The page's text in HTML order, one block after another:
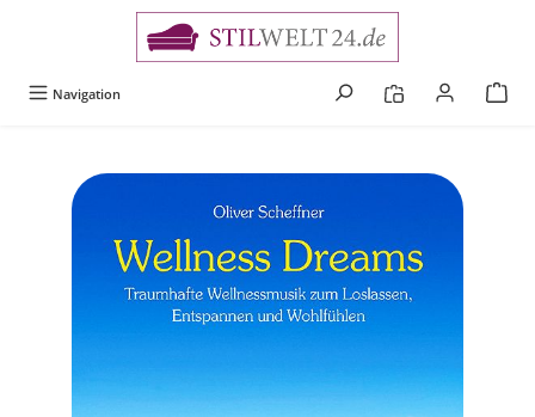
Navigation